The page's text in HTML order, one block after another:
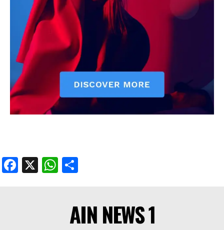
Facebook
X WhatsApp
Share
Facebook
X WhatsApp
AIN NEWS 1